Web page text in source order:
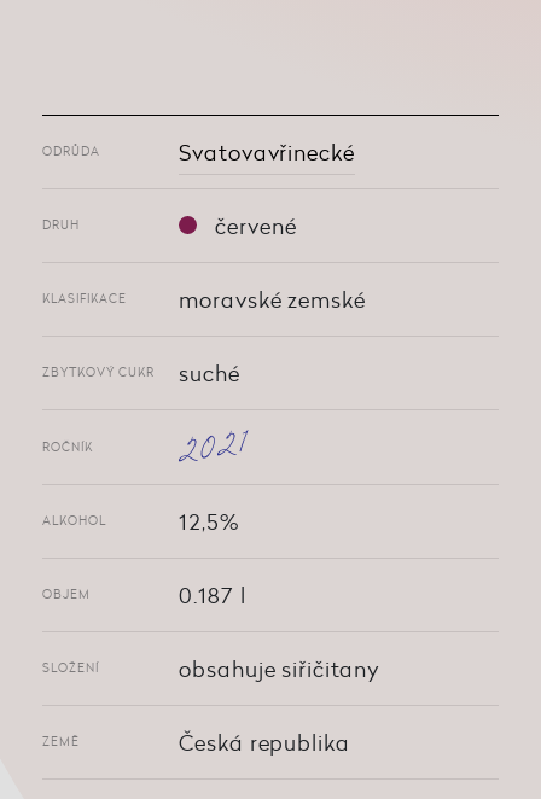
ODRŮDA Svatovavřinecké
DRUH červené
KLASIFIKACE moravské zemské
ZBYTKOVÝ CUKR suché
ROČNÍK 2021
ALKOHOL 12,5%
OBJEM 0.187 l
SLOŽENÍ obsahuje siřičitany
ZEMĚ Česká republika